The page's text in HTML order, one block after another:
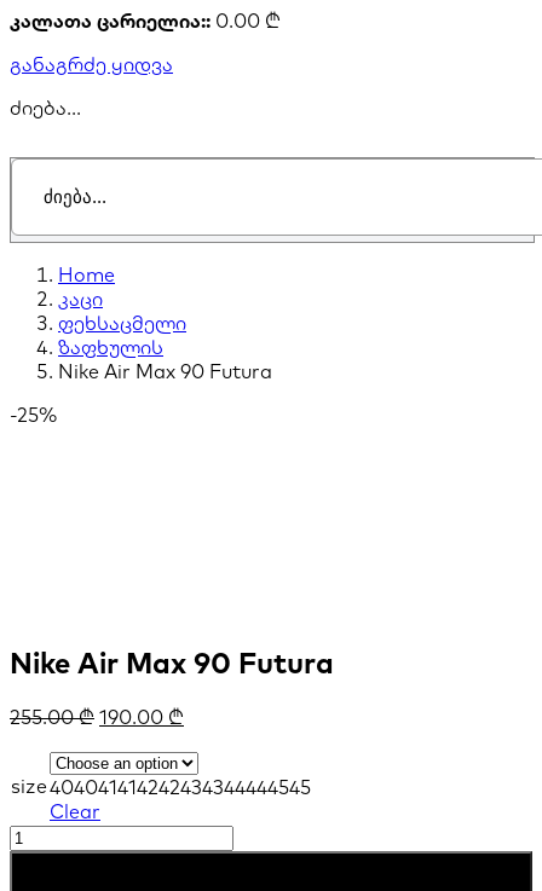
კალათა ცარიელია:: 0.00 ₾
განაგრძე ყიდვა
ძიება...
Home
კაცი
ფეხსაცმელი
ზაფხულის
Nike Air Max 90 Futura
-25%
Nike Air Max 90 Futura
255.00₾ 190.00 ₾
size404041414242434344444545
Clear
Nike
Air